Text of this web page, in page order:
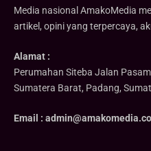
Media nasional AmakoMedia
artikel, opini yang terpercaya,
Alamat :
Perumahan Siteba Jalan
Sumatera Barat, Padang,
Email :